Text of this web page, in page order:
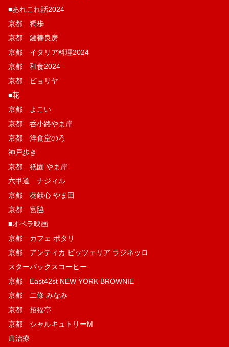
■あれこれ話2024
京都 獨歩
京都 鍵善良房
京都 イタリア料理2024
京都 和食2024
京都 ピョリヤ
■花
京都 よこい
京都 呑小路やま岸
京都 洋食堂のろ
神戸歩き
京都 祇園 やま岸
六甲道 ナジィル
京都 葵献心 やま田
京都 宮脇
■オペラ映画
京都 カフェ ポタリ
京都 アンティカ ピッツェリア ラジネッロ
スターバックスコーヒー
京都 East42st NEW YORK BROWNIE
京都 二條 みなみ
京都 招福亭
京都 シャルキュトリーM
肩治療